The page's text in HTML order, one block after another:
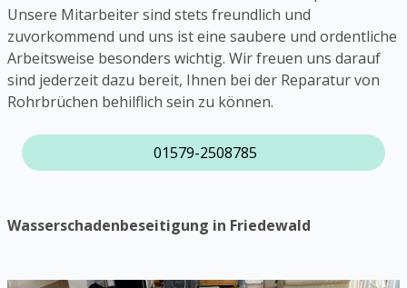
Unsere Mitarbeiter sind stets freundlich und
zuvorkommend und uns ist eine saubere und ordentliche
Arbeitsweise besonders wichtig. Wir freuen uns darauf
sind jederzeit dazu bereit, Ihnen bei der Reparatur von
Rohrbrüchen behilflich sein zu können.
01579-2508785
Wasserschadenbeseitigung in Friedewald